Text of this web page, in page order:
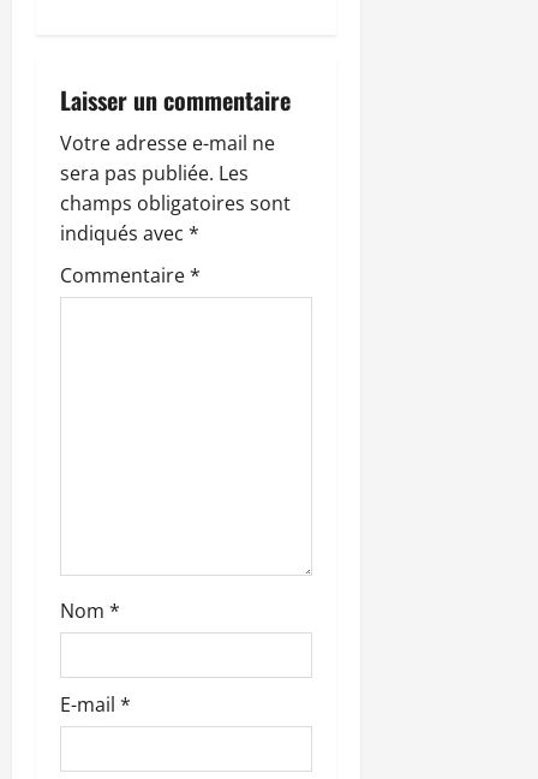
o
n
d
’
l
e
Laisser un commentaire
Votre adresse e-mail ne
sera pas publiée. Les
champs obligatoires sont
indiqués avec *
Commentaire*
Nom *
E-mail *